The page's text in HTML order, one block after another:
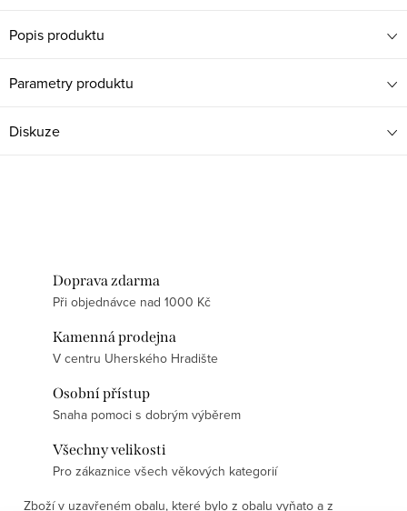
Popis produktu
Parametry produktu
Diskuze
Doprava zdarma
Při objednávce nad 1000 Kč
Kamenná prodejna
V centru Uherského Hradište
Osobní přístup
Snaha pomoci s dobrým výběrem
Všechny velikosti
Pro zákaznice všech věkových kategorií
Zboží v uzavřeném obalu, které bylo z obalu vyňato a z